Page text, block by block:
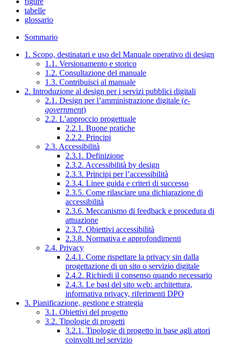
tabelle
glossario
Sommario
1. Scopo, destinatari e uso del Manuale operativo di design
1.1. Versionamento e storico
1.2. Consultazione del manuale
1.3. Contribuisci al manuale
2. Introduzione al design per i servizi pubblici digitali
2.1. Design per l’amministrazione digitale (e-
government)
2.2. L’approccio progettuale
2.2.1. Buone pratiche
2.2.2. Principi
2.3. Accessibilità
2.3.1. Definizione
2.3.2. Accessibilità by design
2.3.3. Principi per l’accessibilità
2.3.4. Linee guida e criteri di successo
2.3.5. Come rilasciare una dichiarazione di
accessibilità
2.3.6. Meccanismo di feedback e procedura di
attuazione
2.3.7. Obiettivi accessibilità
2.3.8. Normativa e approfondimenti
2.4. Privacy
2.4.1. Come rispettare la privacy sin dalla
progettazione di un sito o servizio digitale
2.4.2. Richiedi il consenso quando necessario
2.4.3. Le basi del sito web: architettura,
informativa privacy, riferimenti DPO
3. Pianificazione, gestione e strategia
3.1. Obiettivi del progetto
3.2. Tipologie di progetti
3.2.1. Tipologie di progetto in base agli attori
coinvolti nel servizio